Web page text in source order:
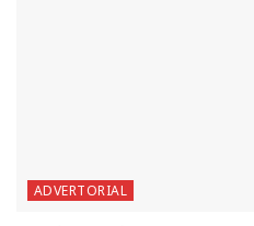
ADVERTORIAL